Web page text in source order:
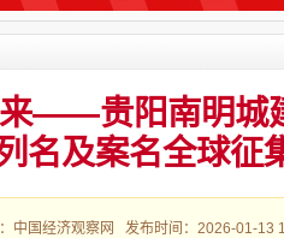
——贵阳南明城
名及案名全球征
国经济观察网 发布时间：2026-01-13